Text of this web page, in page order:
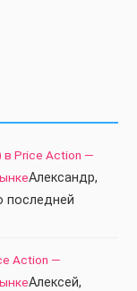
в Price Action —
Александр,
последней
Action —
Алексей,